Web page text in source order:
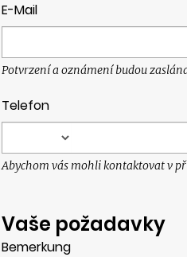
E-Mail
Potvrzení a oznámení budou
Telefon
Abychom vás mohli kontaktovat v
Vaše požadavky
Bemerkung